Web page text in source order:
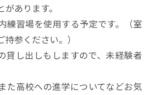
あります。
練習場を使用する予定です。（室
参ください。）
貸し出しもしますので、未経験者
た高校への進学についてなどお気